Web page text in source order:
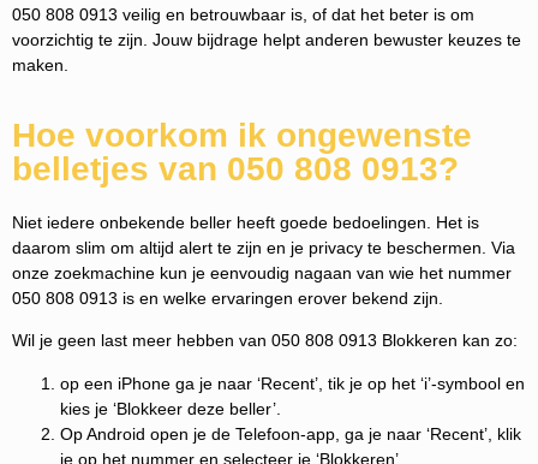
050 808 0913 veilig en betrouwbaar is, of dat het beter is om
voorzichtig te zijn. Jouw bijdrage helpt anderen bewuster keuzes te
maken.
Hoe voorkom ik ongewenste
belletjes van 050 808 0913?
Niet iedere onbekende beller heeft goede bedoelingen. Het is
daarom slim om altijd alert te zijn en je privacy te beschermen. Via
onze zoekmachine kun je eenvoudig nagaan van wie het nummer
050 808 0913 is en welke ervaringen erover bekend zijn.
Wil je geen last meer hebben van 050 808 0913 Blokkeren kan zo:
op een iPhone ga je naar ‘Recent’, tik je op het ‘i’-symbool en
kies je ‘Blokkeer deze beller’.
Op Android open je de Telefoon-app, ga je naar ‘Recent’, klik
je op het nummer en selecteer je ‘Blokkeren’.